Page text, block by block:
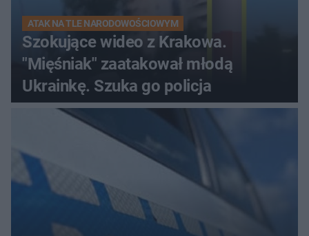
ATAK NA TLE NARODOWOŚCIOWYM
Szokujące wideo z Krakowa.
"Mięśniak" zaatakował młodą
Ukrainkę. Szuka go policja